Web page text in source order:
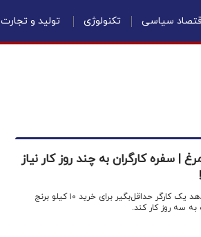
سیاسی تکنولوژی تولید و تجارت
| سفره کارگران به چند روز کار نیاز
اقتصادنیوز: مقایسه قیمت خوراکی‌ها با دستمزد کارگران نشان می‌دهد یک کارگر حداقل‌بگیر برای خرید ۱۰ کیلو برنج
سه روز کار کند.